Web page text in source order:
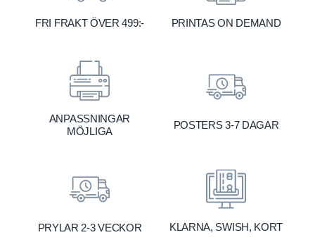
FRI FRAKT ÖVER 499:- PRINTAS ON DEMAND
ANPASSNINGAR
MÖJLIGA
POSTERS 3-7 DAGAR
PRYLAR 2-3 VECKOR KLARNA, SWISH, KORT